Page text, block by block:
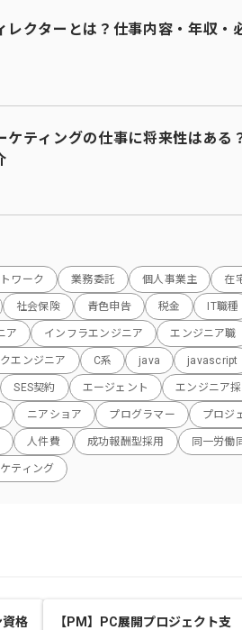
レクターとは？仕事内容・年収・
ケティングの仕事に将来性はある
ワーク 業務委託 個人事業主 在
社会保険 青色申告 税金 IT職種
ア インフラエンジニア エンジニア職
エンジニア C系 java javascript
SES契約 エージェント エンジニア
ニアショア プログラマー プロジ
人件費 成功報酬型採用 同一労働
ティング
資格
【PM】PC展開プロジェクト支